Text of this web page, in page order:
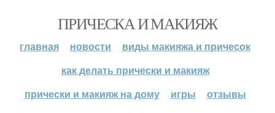
ПРИЧЕСКА И МАКИЯЖ
главная новости
виды макияжа и причесок
как делать прически и макияж
прически и макияж на дому
игры отзывы